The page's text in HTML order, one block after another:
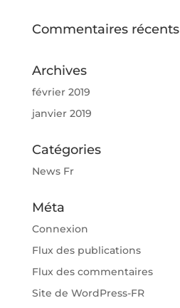
Commentaires récents
Archives
février 2019
janvier 2019
Catégories
News Fr
Méta
Connexion
Flux des publications
Flux des commentaires
Site de WordPress-FR